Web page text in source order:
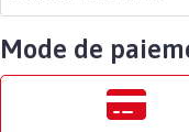
Mode de